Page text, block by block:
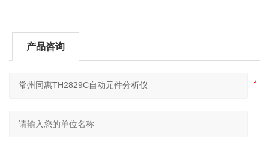
产品咨询